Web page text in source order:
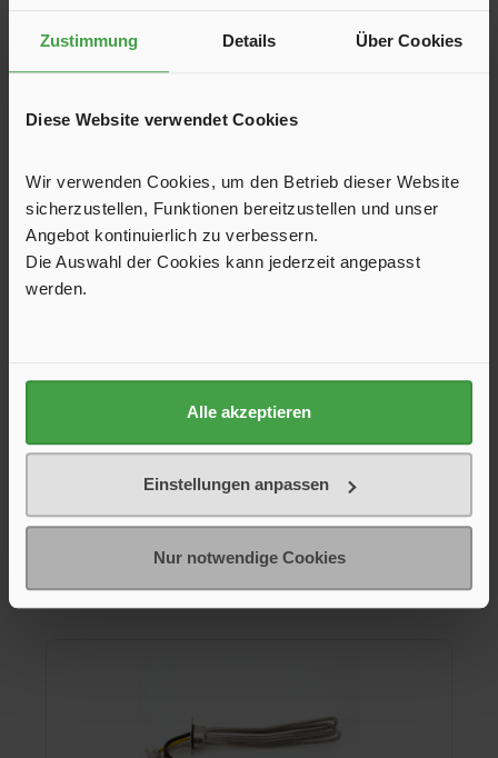
Zustimmung Details Über Cookies
Diese Website verwendet Cookies
Wir verwenden Cookies, um den Betrieb dieser Website
sicherzustellen, Funktionen bereitzustellen und unser
Angebot kontinuierlich zu verbessern.
Die Auswahl der Cookies kann jederzeit angepasst
werden.
Alle akzeptieren
Einstellungen anpassen
Nur notwendige Cookies
Heizstab
Der Heizstab ist ein Original Truma Ersatzteil. Achten Sie auf
253,95 €*
In den Warenkorb